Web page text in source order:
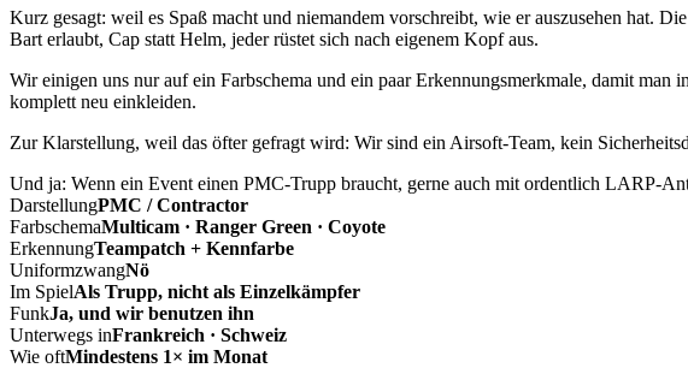
Kurz gesagt: weil es Spaß macht und niemandem vorschreibt, wie er auszusehen hat.
Bart erlaubt, Cap statt Helm, jeder rüstet sich nach eigenem Kopf aus.
Wir einigen uns nur auf ein Farbschema und ein paar Erkennungsmerkmale, damit
komplett neu einkleiden.
Zur Klarstellung, weil das öfter gefragt wird: Wir sind ein Airsoft-Team, kein
Und ja: Wenn ein Event einen PMC-Trupp braucht, gerne auch mit ordentlich LARP-
DarstellungPMC / Contractor
FarbschemaMulticam · Ranger Green · Coyote
ErkennungTeampatch + Kennfarbe
UniformzwangNö
Im SpielAls Trupp, nicht als Einzelkämpfer
FunkJa, und wir benutzen ihn
Unterwegs inFrankreich · Schweiz
Wie oftMindestens 1× im Monat